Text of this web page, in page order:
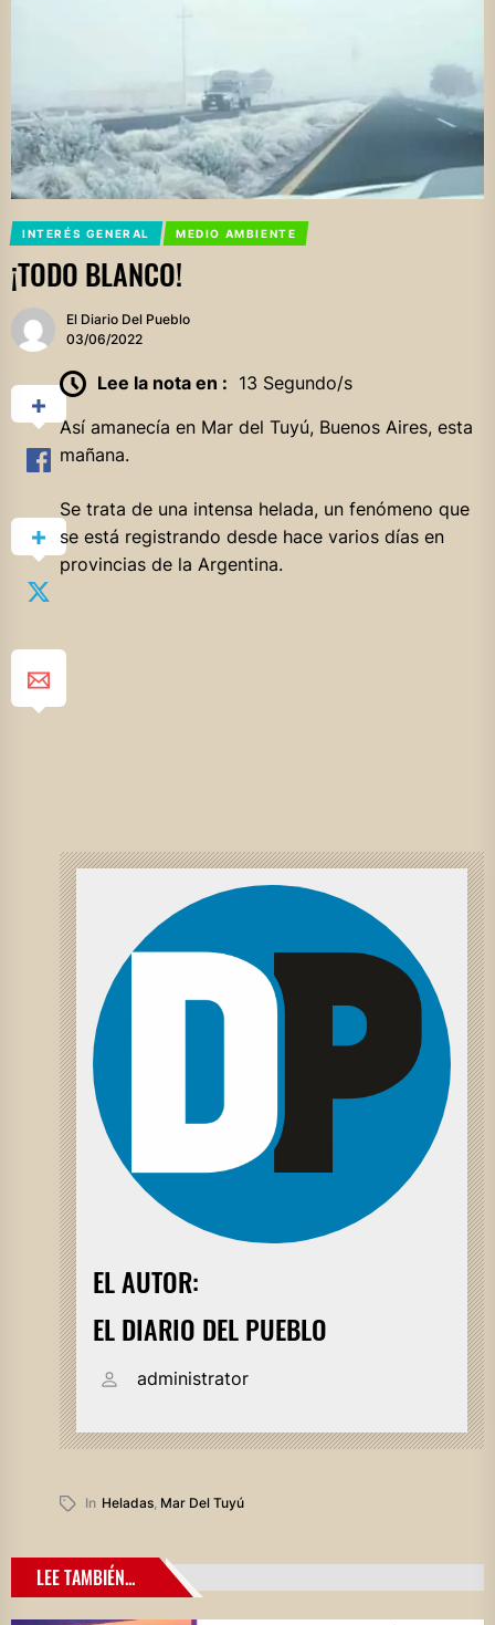
INTERÉS GENERAL MEDIO AMBIENTE
¡TODO BLANCO!
El Diario Del Pueblo
03/06/2022
Lee la nota en : 13 Segundo/s
Así amanecía en Mar del Tuyú, Buenos Aires, esta
mañana.
Se trata de una intensa helada, un fenómeno que
se está registrando desde hace varios días en
provincias de la Argentina.
EL AUTOR:
EL DIARIO DEL PUEBLO
administrator
In Heladas, Mar Del Tuyú
LEE TAMBIÉN...